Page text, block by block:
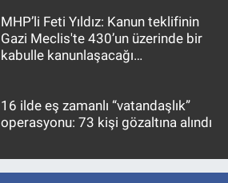
MHP’li Feti Yıldız: Kanun teklifinin
Gazi Meclis'te 430’un üzerinde bir
kabulle kanunlaşacağı
16 ilde eş zamanlı “vatandaşlık”
operasyonu: 73 kişi gözaltına alındı